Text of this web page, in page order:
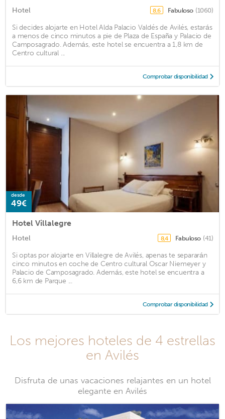
Hotel 8,6 Fabuloso (1060)
Si decides alojarte en Hotel Alda Palacio Valdés de Avilés, estarás
a menos de cinco minutos a pie de Plaza de España y Palacio de
Camposagrado. Además, este hotel se encuentra a 1,8 km de
Centro cultural ...
Comprobar disponibilidad
desde
49€
Hotel Villalegre
Hotel 8,4 Fabuloso (41)
Si optas por alojarte en Villalegre de Avilés, apenas te separarán
cinco minutos en coche de Centro cultural Oscar Niemeyer y
Palacio de Camposagrado. Además, este hotel se encuentra a
6,6 km de Parque ...
Comprobar disponibilidad
Los mejores hoteles de 4 estrellas
en Avilés
Disfruta de unas vacaciones relajantes en un hotel
elegante en Avilés